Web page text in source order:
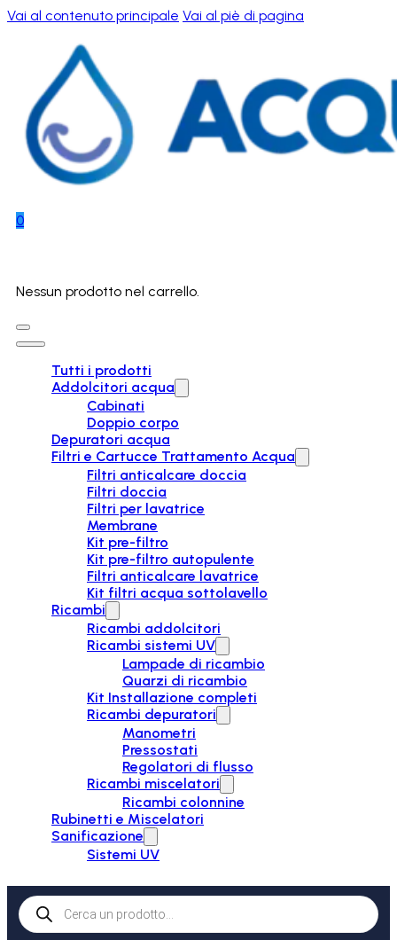
Vai al contenuto principale Vai al piè di pagina
0
Nessun prodotto nel carrello.
Tutti i prodotti
Addolcitori acqua
Cabinati
Doppio corpo
Depuratori acqua
Filtri e Cartucce Trattamento Acqua
Filtri anticalcare doccia
Filtri doccia
Filtri per lavatrice
Membrane
Kit pre-filtro
Kit pre-filtro autopulente
Filtri anticalcare lavatrice
Kit filtri acqua sottolavello
Ricambi
Ricambi addolcitori
Ricambi sistemi UV
Lampade di ricambio
Quarzi di ricambio
Kit Installazione completi
Ricambi depuratori
Manometri
Pressostati
Regolatori di flusso
Ricambi miscelatori
Ricambi colonnine
Rubinetti e Miscelatori
Sanificazione
Sistemi UV
Products
search